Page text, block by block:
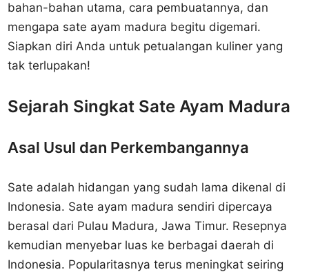
bahan-bahan utama, cara pembuatannya, dan
mengapa sate ayam madura begitu digemari.
Siapkan diri Anda untuk petualangan kuliner yang
tak terlupakan!
Sejarah Singkat Sate Ayam Madura
Asal Usul dan Perkembangannya
Sate adalah hidangan yang sudah lama dikenal di
Indonesia. Sate ayam madura sendiri dipercaya
berasal dari Pulau Madura, Jawa Timur. Resepnya
kemudian menyebar luas ke berbagai daerah di
Indonesia. Popularitasnya terus meningkat seiring